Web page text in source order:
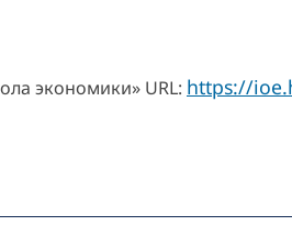
экономики» URL: https://